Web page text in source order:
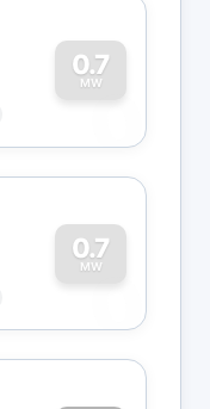
0.7
MW
0
0.7
MW
0